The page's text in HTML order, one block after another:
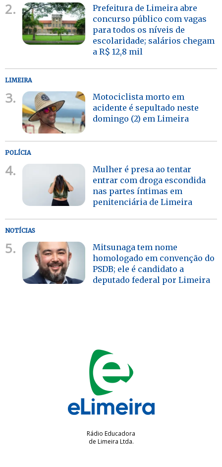
2.
Prefeitura de Limeira abre
concurso público com vagas
para todos os níveis de
escolaridade; salários chegam
a R$ 12,8 mil
LIMEIRA
3.
Motociclista morto em
acidente é sepultado neste
domingo (2) em Limeira
POLÍCIA
4.
Mulher é presa ao tentar
entrar com droga escondida
nas partes íntimas em
penitenciária de Limeira
NOTÍCIAS
5.
Mitsunaga tem nome
homologado em convenção do
PSDB; ele é candidato a
deputado federal por Limeira
Rádio Educadora
de Limeira Ltda.